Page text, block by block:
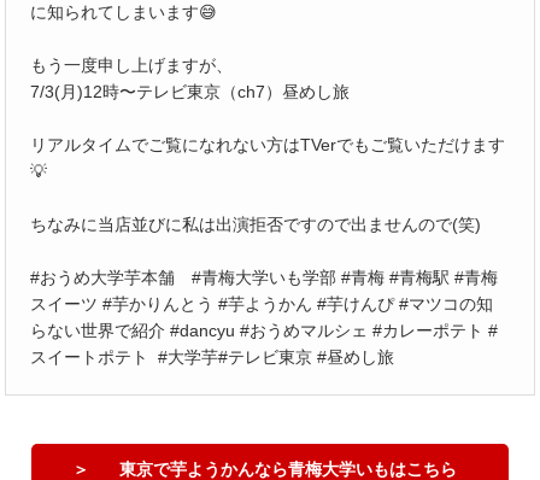
に知られてしまいます😅
もう一度申し上げますが、
7/3(月)12時〜テレビ東京（ch7）昼めし旅
リアルタイムでご覧になれない方はTVerでもご覧いただけます
💡
ちなみに当店並びに私は出演拒否ですので出ませんので(笑)
#おうめ大学芋本舗 #青梅大学いも学部 #青梅 #青梅駅 #青梅
スイーツ #芋かりんとう #芋ようかん #芋けんぴ #マツコの知
らない世界で紹介 #dancyu #おうめマルシェ #カレーポテト #
スイートポテト #大学芋#テレビ東京 #昼めし旅
東京で芋ようかんなら青梅大学いもはこちら